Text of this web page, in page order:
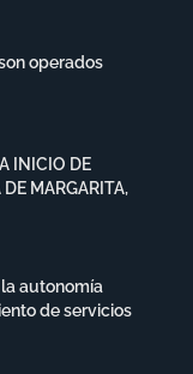
operados
INICIO DE
MARGARITA,
autonomía
de servicios